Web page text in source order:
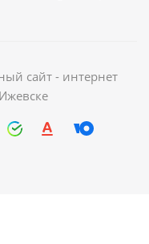
сайт - интернет